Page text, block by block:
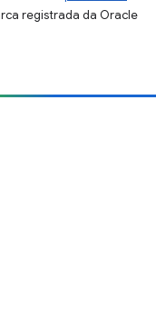
registrada da Oracle